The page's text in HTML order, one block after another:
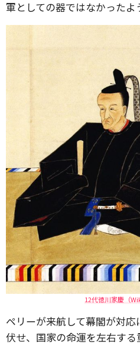
軍としての器ではなかったよ
12代徳川家慶（
ペリーが来航して幕閣が対
伏せ、国家の命運を左右す